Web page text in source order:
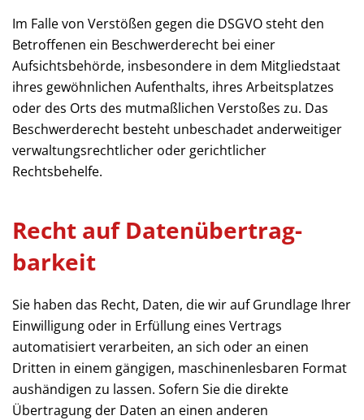
Im Falle von Verstößen gegen die DSGVO steht den
Betroffenen ein Beschwerderecht bei einer
Aufsichtsbehörde, insbesondere in dem Mitgliedstaat
ihres gewöhnlichen Aufenthalts, ihres Arbeitsplatzes
oder des Orts des mutmaßlichen Verstoßes zu. Das
Beschwerderecht besteht unbeschadet anderweitiger
verwaltungsrechtlicher oder gerichtlicher
Rechtsbehelfe.
Recht auf Daten­übertrag­
barkeit
Sie haben das Recht, Daten, die wir auf Grundlage Ihrer
Einwilligung oder in Erfüllung eines Vertrags
automatisiert verarbeiten, an sich oder an einen
Dritten in einem gängigen, maschinenlesbaren Format
aushändigen zu lassen. Sofern Sie die direkte
Übertragung der Daten an einen anderen